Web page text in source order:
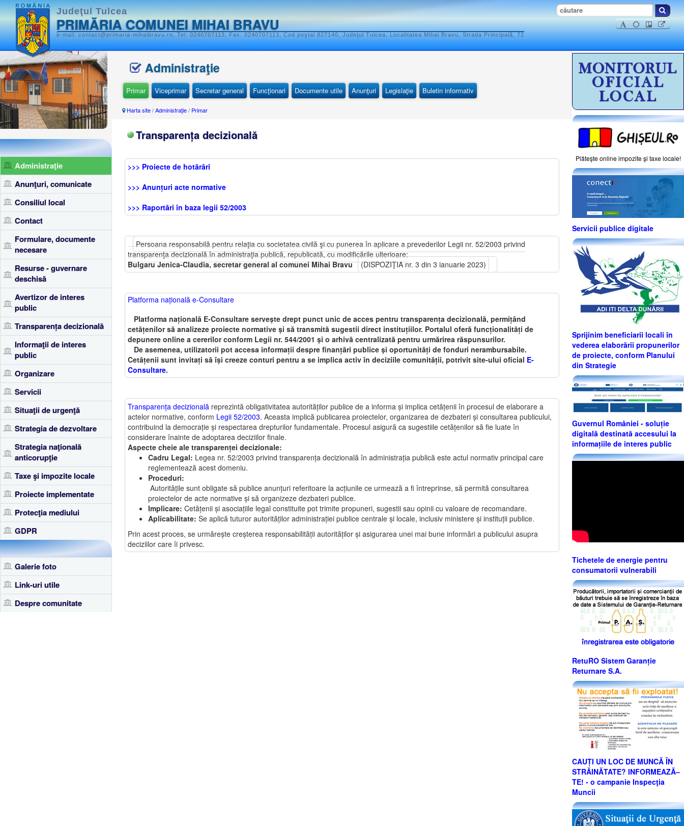
Judeţul Tulcea
PRIMĂRIA COMUNEI MIHAI BRAVU
e-mail: contact@primaria-mihaibravu.ro, Tel: 0240707113, Fax: 0240707113, Cod poştal 827140, Judeţul Tulcea, Localitatea Mihai Bravu, Strada Principală, 72
Administraţie
Anunţuri, comunicate
Consiliul local
Contact
Formulare, documente
necesare
Resurse - guvernare
deschisă
Avertizor de interes
public
Transparența decizională
Informaţii de interes
public
Organizare
Servicii
Situaţii de urgenţă
Strategia de dezvoltare
Strategia naţională
anticorupţie
Taxe şi impozite locale
Proiecte implementate
Protecţia mediului
GDPR
Galerie foto
Link-uri utile
Despre comunitate
Administraţie
Primar Viceprimar Secretar general Funcţionari Documente utile Anunţuri Legislaţie Buletin informativ
Harta site/Administraţie/ Primar
Transparența decizională
>>> Proiecte de hotărâri
>>> Anunțuri acte normative
>>> Raportări în baza legii 52/2003
Persoana responsabilă pentru relaţia cu societatea civilă şi cu punerea în aplicare a prevederilor Legii nr. 52/2003 privind
transparenţa decizională în administraţia publică, republicată, cu modificările ulterioare:
Bulgaru Jenica-Claudia, secretar general al comunei Mihai Bravu
(DISPOZIŢIA nr. 3 din 3 ianuarie 2023)
Platforma națională e-Consultare
Platforma națională E-Consultare servește drept punct unic de acces pentru transparența decizională, permițând
cetățenilor să analizeze proiecte normative și să transmită sugestii direct instituțiilor. Portalul oferă funcționalități de
depunere online a cererilor conform Legii nr. 544/2001 și o arhivă centralizată pentru urmărirea răspunsurilor.
De asemenea, utilizatorii pot accesa informații despre finanțări publice și oportunități de fonduri nerambursabile.
Cetățenii sunt invitați să își creeze conturi pentru a se implica activ în deciziile comunității, potrivit site-ului oficial E-
Consultare.
Transparența decizională reprezintă obligativitatea autorităților publice de a informa și implica cetățenii în procesul de elaborare a
actelor normative, conform Legii 52/2003. Aceasta implică publicarea proiectelor, organizarea de dezbateri și consultarea publicului,
contribuind la democrație și respectarea drepturilor fundamentale. Procesul asigură ca sugestiile cetățenilor să fie luate în
considerare înainte de adoptarea deciziilor finale.
Aspecte cheie ale transparenței decizionale:
Cadru Legal: Legea nr. 52/2003 privind transparența decizională în administrația publică este actul normativ principal care
reglementează acest domeniu.
Proceduri:
Autoritățile sunt obligate să publice anunțuri referitoare la acțiunile ce urmează a fi întreprinse, să permită consultarea
proiectelor de acte normative și să organizeze dezbateri publice.
Implicare: Cetățenii și asociațiile legal constituite pot trimite propuneri, sugestii sau opinii cu valoare de recomandare.
Aplicabilitate: Se aplică tuturor autorităților administrației publice centrale și locale, inclusiv ministere și instituții publice.
Prin acest proces, se urmărește creșterea responsabilității autorităților și asigurarea unei mai bune informări a publicului asupra
deciziilor care îi privesc.
Plăteşte online impozite şi taxe locale!
Servicii publice digitale
Sprijinim beneficiarii locali în
vederea elaborării propunerilor
de proiecte, conform Planului
din Strategie
Guvernul României - soluție
digitală destinată accesului la
informațiile de interes public
Tichetele de energie pentru
consumatorii vulnerabili
RetuRO Sistem Garanție
Returnare S.A.
CAUȚI UN LOC DE MUNCĂ ÎN
STRĂINĂTATE? INFORMEAZĂ–
TE! - o campanie Inspecţia
Muncii